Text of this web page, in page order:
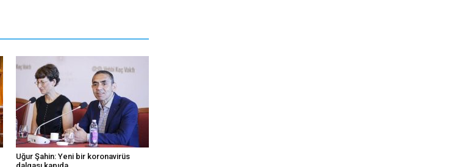
Uğur Şahin: Yeni bir koronavirüs
dalgası kapıda